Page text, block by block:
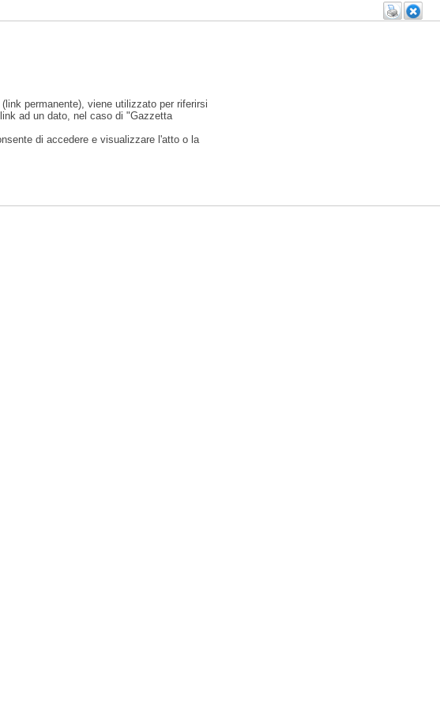
(link permanente), viene utilizzato per riferirsi
ad un dato, nel caso di "Gazzetta
di accedere e visualizzare l'atto o la